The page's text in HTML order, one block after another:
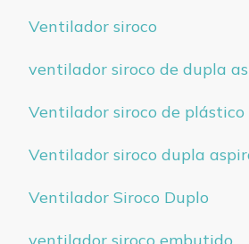
Ventilador siroco
ventilador siroco de dupla
Ventilador siroco de plástico
Ventilador siroco dupla
Ventilador Siroco Duplo
ventilador siroco embutido